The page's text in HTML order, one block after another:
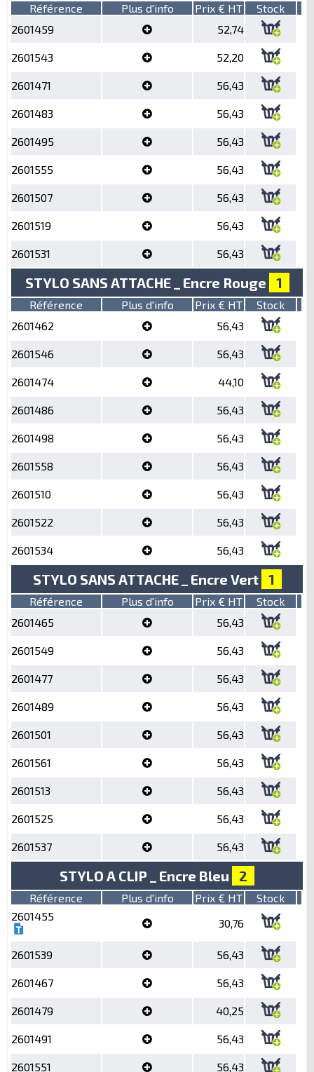
Référence Plus d'info Prix € HT
Stock
2601459
52,74
2601543 52,20
2601471 56,43
2601483 56,43
2601495 56,43
2601555 56,43
2601507 56,43
2601519 56,43
2601531 56,43
STYLO SANS ATTACHE _ Encre Rouge 1
Référence Plus d'info Prix € HT
Stock
2601462
56,43
2601546 56,43
2601474 44,10
2601486 56,43
2601498 56,43
2601558 56,43
2601510 56,43
2601522 56,43
2601534 56,43
STYLO SANS ATTACHE _ Encre Vert 1
Référence Plus d'info Prix € HT
Stock
2601465
56,43
2601549 56,43
2601477 56,43
2601489 56,43
2601501 56,43
2601561 56,43
2601513 56,43
2601525 56,43
2601537 56,43
STYLO A CLIP _ Encre Bleu 2
Référence Plus d'info Prix € HT
Stock
2601455
30,76
2601539 56,43
2601467 56,43
2601479 40,25
2601491 56,43
2601551 56,43